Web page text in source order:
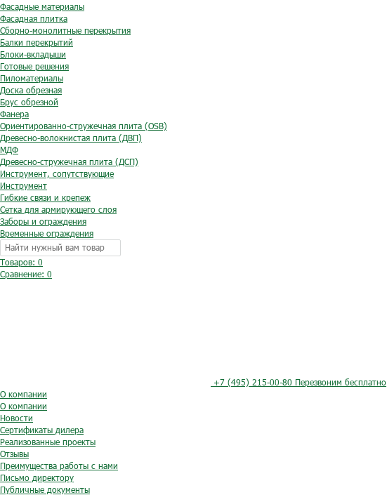
Фасадные материалы
Фасадная плитка
Сборно-монолитные перекрытия
Балки перекрытий
Блоки-вкладыши
Готовые решения
Пиломатериалы
Доска обрезная
Брус обрезной
Фанера
Ориентированно-стружечная плита (OSB)
Древесно-волокнистая плита (ДВП)
МДФ
Древесно-стружечная плита (ДСП)
Инструмент, сопутствующие
Инструмент
Гибкие связи и крепеж
Сетка для армирующего слоя
Заборы и ограждения
Временные ограждения
Товаров: 0
Сравнение: 0
+7 (495) 215-00-80 Перезвоним бесплатно
О компании
О компании
Новости
Сертификаты дилера
Реализованные проекты
Отзывы
Преимущества работы с нами
Письмо директору
Публичные документы